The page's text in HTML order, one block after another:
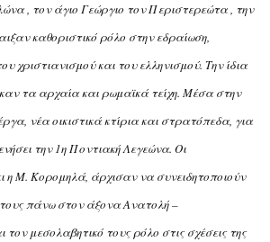
, τον άγιο Γεώργιο τον Περιστερεώτα , την
καθοριστικό ρόλο στην εδραίωση,
χριστιανισμού και του ελληνισμού. Tην ίδια
τα αρχαία και ρωμαϊκά τείχη. Mέσα στην
νέα οικιστικά κτίρια και στρατόπεδα, για
την 1η Ποντιακή Λεγεώνα. Oι
η M. Kορομηλά, άρχισαν να συνειδητοποιούν
πάνω στον άξονα Aνατολή –
μεσολαβητικό τους ρόλο στις σχέσεις της